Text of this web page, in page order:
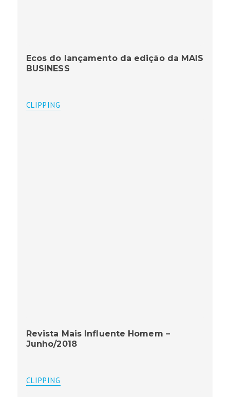
Ecos do lançamento da edição da MAIS
BUSINESS
CLIPPING
Revista Mais Influente Homem –
Junho/2018
CLIPPING